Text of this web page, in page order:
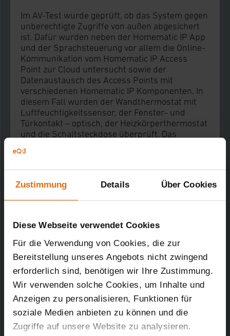
Zustimmung Details Über Cookies
Diese Webseite verwendet Cookies
Für die Verwendung von Cookies, die zur
Bereitstellung unseres Angebots nicht zwingend
erforderlich sind, benötigen wir Ihre Zustimmung.
Wir verwenden solche Cookies, um Inhalte und
Anzeigen zu personalisieren, Funktionen für
soziale Medien anbieten zu können und die
Zugriffe auf unsere Website zu analysieren.
Im AV-Test wurde geprüft, ob das System gegen
unberechtigte Zugriffe von außen abgesichert
ist. Dafür wurden neben der Homematic IP App
und der Sprachsteuerung vor allem die Online-
Kommunikation vom Homematic IP Access
Point zur Cloud untersucht sowie der
Datenaustausch des Access Points mit
verschiedenen Homematic IP Komponenten. In
diesem Fall wurden der Wandthermostat mit
Luftfeuchtigkeitssensor, der Fenster- und
Türkontakt – optisch, der Heizkörperthermostat
und die Schaltsteckdose überprüft. Das
sowohl über Funk als auch Internet
RFC3610, d.h. mit dem standardbasierten CCM
/ AES-128 Verfahren und „bietet somit
verschlüsselte Kommunikation auf allen
sowohl das Anlernen des HAP an die Cloud, als
auch das Anlernen jeden einzelnen Geräts
kryptografisch geschützt.
In der Homematic IP App werden laut AV-Test
„relevante Daten nach aktuellem Stand der
Technik mit Hilfe des Android KeyStores
verschlüsselt abgespeichert“. Auch die
Sicherheit von Sprachsteuerung über
Sprachassistenten wie Amazon Alexa wurde für
gut befunden. Beim Thema Datenschutz konnte